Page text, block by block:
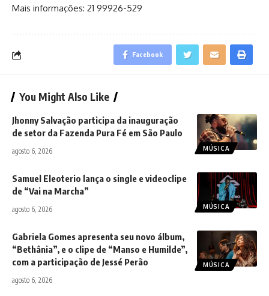
Mais informações: 21 99926-529
Facebook
You Might Also Like
MÚSICA
Jhonny Salvação participa da inauguração
de setor da Fazenda Pura Fé em São Paulo
agosto 6, 2026
MÚSICA
Samuel Eleoterio lança o single e videoclipe
de “Vai na Marcha”
agosto 6, 2026
MÚSICA
Gabriela Gomes apresenta seu novo álbum,
“Bethânia”, e o clipe de “Manso e Humilde”,
com a participação de Jessé Perão
agosto 6, 2026